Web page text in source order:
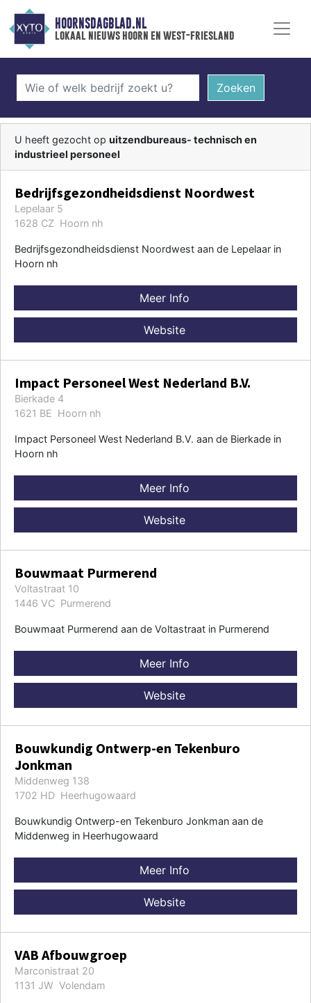
HOORNSDAGBLAD.NL
lokaal nieuws hoorn en west-friesland
Zoeken
U heeft gezocht op uitzendbureaus- technisch en
industrieel personeel
Bedrijfsgezondheidsdienst Noordwest
Lepelaar 5
1628 CZ Hoorn nh
Bedrijfsgezondheidsdienst Noordwest aan de Lepelaar in
Hoorn nh
Meer Info
Website
Impact Personeel West Nederland B.V.
Bierkade 4
1621 BE Hoorn nh
Impact Personeel West Nederland B.V. aan de Bierkade in
Hoorn nh
Meer Info
Website
Bouwmaat Purmerend
Voltastraat 10
1446 VC Purmerend
Bouwmaat Purmerend aan de Voltastraat in Purmerend
Meer Info
Website
Bouwkundig Ontwerp-en Tekenburo
Jonkman
Middenweg 138
1702 HD Heerhugowaard
Bouwkundig Ontwerp-en Tekenburo Jonkman aan de
Middenweg in Heerhugowaard
Meer Info
Website
VAB Afbouwgroep
Marconistraat 20
1131 JW Volendam